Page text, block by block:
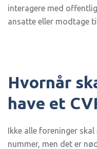
interagere med
ansatte eller modtage
Hvornår
have et
Ikke alle foreninger
nummer, men det er